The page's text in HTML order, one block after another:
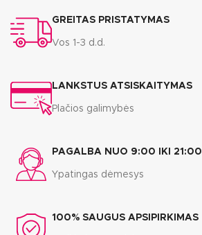
GREITAS PRISTATYMAS
Vos 1-3 d.d.
LANKSTUS ATSISKAITYMAS
Plačios galimybės
PAGALBA NUO 9:00 IKI 21:00
Ypatingas dėmesys
100% SAUGUS APSIPIRKIMAS